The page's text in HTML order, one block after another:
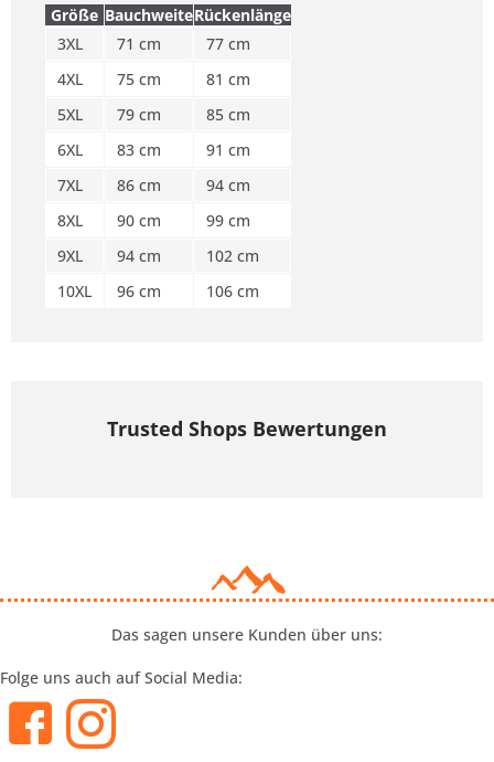
Größe BauchweiteRückenlänge
3XL
71 cm
77 cm
4XL
75 cm
81 cm
5XL
79 cm
85 cm
6XL
83 cm
91 cm
7XL
86 cm
94 cm
8XL
90 cm
99 cm
9XL
94 cm
102 cm
10XL
96 cm 106 cm
Trusted Shops Bewertungen
Das sagen unsere Kunden über uns:
Folge uns auch auf Social Media: